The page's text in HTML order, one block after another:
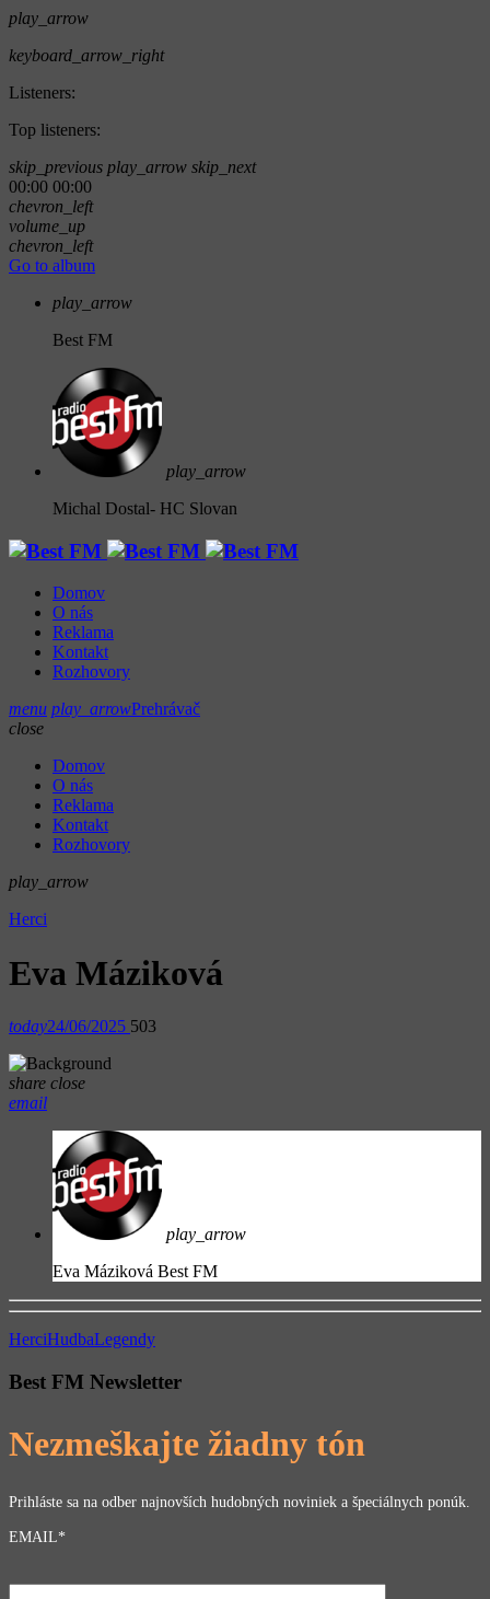
play_arrow
keyboard_arrow_right
Listeners:
Top listeners:
skip_previous play_arrow skip_next
00:00 00:00
chevron_left
volume_up
chevron_left
Go to album
play_arrow
Best FM
play_arrow
Michal Dostal- HC Slovan
Domov
O nás
Reklama
Kontakt
Rozhovory
menu play_arrowPrehrávač
close
Domov
O nás
Reklama
Kontakt
Rozhovory
play_arrow
Herci
Eva Máziková
today24/06/2025 503
share close
email
play_arrow
Eva Máziková Best FM
HerciHudbaLegendy
Best FM Newsletter
Nezmeškajte žiadny tón
Prihláste sa na odber najnovších hudobných noviniek a špeciálnych ponúk.
EMAIL*